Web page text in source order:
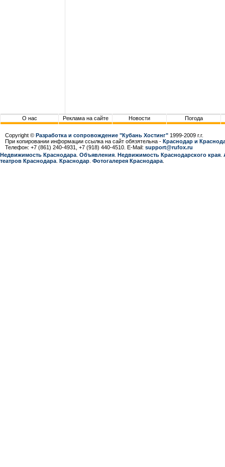
О нас Реклама на сайте Новости Погода
Copyright © Разработка и сопровождение "Кубань Хостинг" 1999-2009 г.г.
При копировании информации ссылка на сайт обязятельна - Краснодар и
Телефон: +7 (861) 240-4931, +7 (918) 440-4510. E-Mail: support@rufox.ru
Недвижимость Краснодара Объявления Недвижимость Краснодарcкого края
театров Краснодара Краснодар Фотогалерея Краснодара